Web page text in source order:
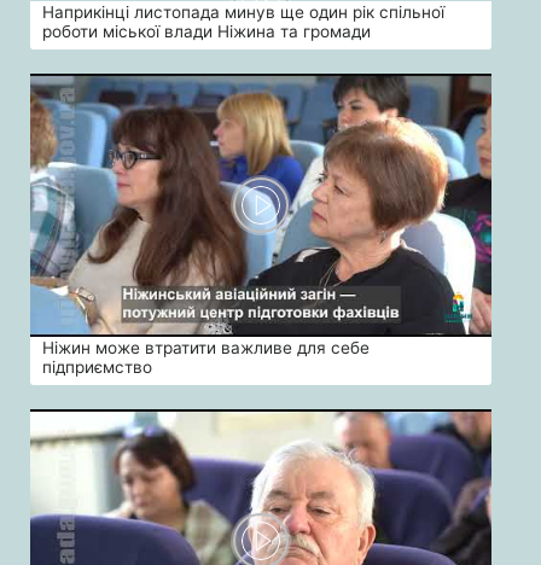
Наприкінці листопада минув ще один рік спільної
роботи міської влади Ніжина та громади
Ніжин може втратити важливе для себе
підприємство